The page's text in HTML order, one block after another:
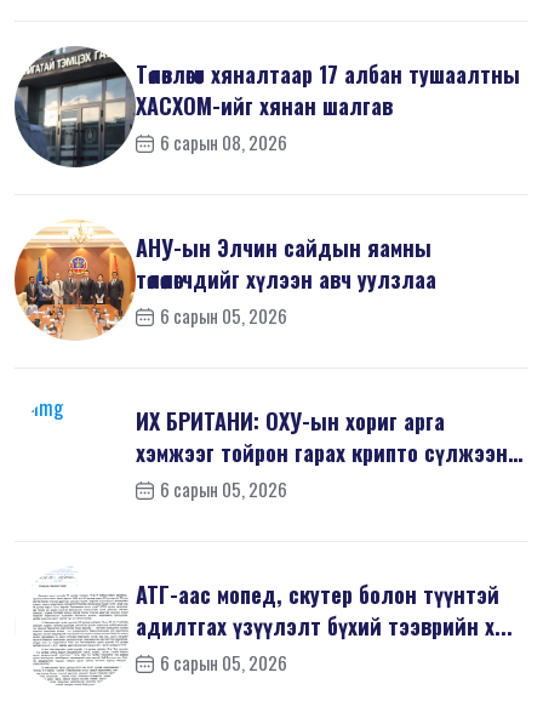
Төлөвлөгөөт хяналтаар 17 албан тушаалтны
ХАСХОМ-ийг хянан шалгав
6 сарын 08, 2026
АНУ-ын Элчин сайдын яамны
төлөөлөгчдийг хүлээн авч уулзлаа
6 сарын 05, 2026
ИХ БРИТАНИ: ОХУ-ын хориг арга
хэмжээг тойрон гарах крипто сүлжээнд
хор...6 сарын 05, 2026
АТГ-аас мопед, скутер болон түүнтэй
адилтгах үзүүлэлт бүхий тээврийн х...
6 сарын 05, 2026